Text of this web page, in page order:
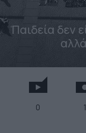
Παιδεία δεν
0 1